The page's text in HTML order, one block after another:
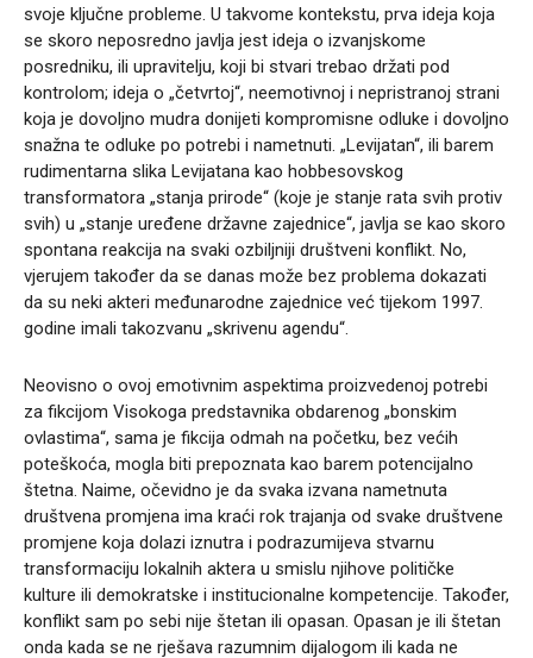
svoje ključne probleme. U takvome kontekstu, prva ideja koja
se skoro neposredno javlja jest ideja o izvanjskome
posredniku, ili upravitelju, koji bi stvari trebao držati pod
kontrolom; ideja o „četvrtoj“, neemotivnoj i nepristranoj strani
koja je dovoljno mudra donijeti kompromisne odluke i dovoljno
snažna te odluke po potrebi i nametnuti. „Levijatan“, ili barem
rudimentarna slika Levijatana kao hobbesovskog
transformatora „stanja prirode“ (koje je stanje rata svih protiv
svih) u „stanje uređene državne zajednice“, javlja se kao skoro
spontana reakcija na svaki ozbiljniji društveni konflikt. No,
vjerujem također da se danas može bez problema dokazati
da su neki akteri međunarodne zajednice već tijekom 1997.
godine imali takozvanu „skrivenu agendu“.
Neovisno o ovoj emotivnim aspektima proizvedenoj potrebi
za fikcijom Visokoga predstavnika obdarenog „bonskim
ovlastima“, sama je fikcija odmah na početku, bez većih
poteškoća, mogla biti prepoznata kao barem potencijalno
štetna. Naime, očevidno je da svaka izvana nametnuta
društvena promjena ima kraći rok trajanja od svake društvene
promjene koja dolazi iznutra i podrazumijeva stvarnu
transformaciju lokalnih aktera u smislu njihove političke
kulture ili demokratske i institucionalne kompetencije. Također,
konflikt sam po sebi nije štetan ili opasan. Opasan je ili štetan
onda kada se ne rješava razumnim dijalogom ili kada ne